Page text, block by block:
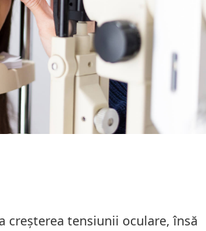
creșterea tensiunii oculare, însă